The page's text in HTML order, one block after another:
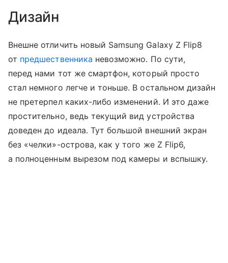
Дизайн
Внешне отличить новый Samsung Galaxy Z Flip8
от предшественника невозможно. По сути,
перед нами тот же смартфон, который просто
стал немного легче и тоньше. В остальном дизайн
не претерпел каких-либо изменений. И это даже
простительно, ведь текущий вид устройства
доведен до идеала. Тут большой внешний экран
без «челки»-острова, как у того же Z Flip6,
а полноценным вырезом под камеры и вспышку.